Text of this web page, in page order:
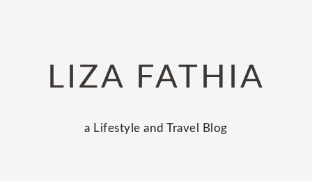
navigationLIZA FATHIA
a Lifestyle and Travel Blog